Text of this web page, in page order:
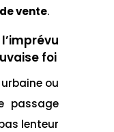
vente.
foi
ou
passage
lenteur